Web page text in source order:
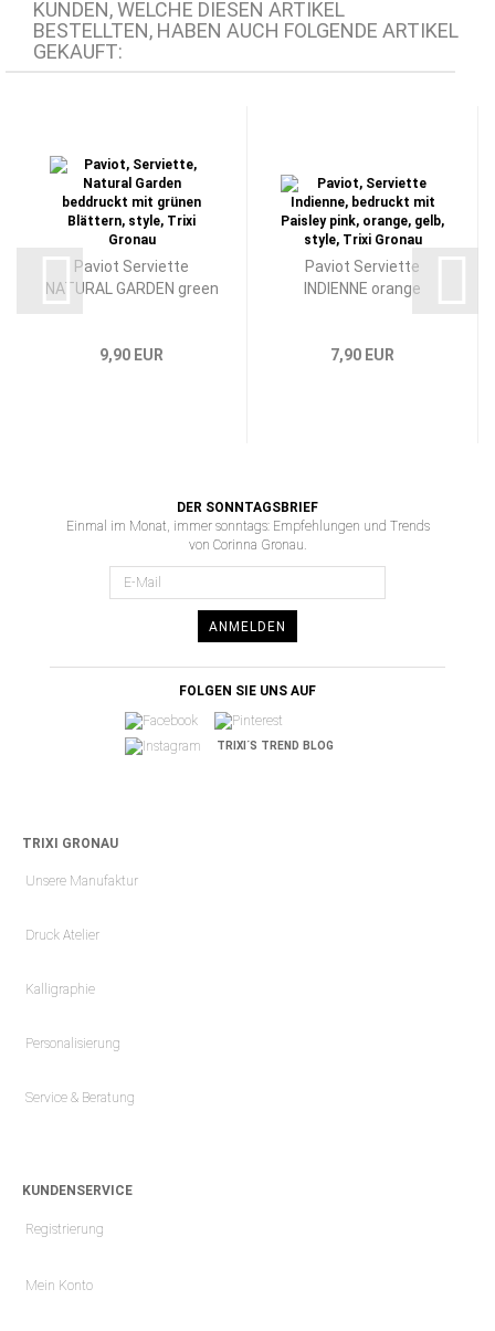
KUNDEN, WELCHE DIESEN ARTIKEL
BESTELLTEN, HABEN AUCH FOLGENDE ARTIKEL
GEKAUFT:
Paviot Serviette
NATURAL GARDEN green
9,90 EUR
Paviot Serviette
INDIENNE orange
7,90 EUR
DER SONNTAGSBRIEF
Einmal im Monat, immer sonntags: Empfehlungen und Trends
von Corinna Gronau.
ANMELDEN
FOLGEN SIE UNS AUF
TRIXI´S TREND BLOG
TRIXI GRONAU
Unsere Manufaktur
Druck Atelier
Kalligraphie
Personalisierung
Service & Beratung
KUNDENSERVICE
Registrierung
Mein Konto